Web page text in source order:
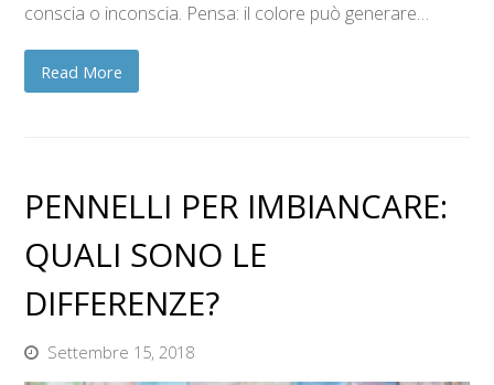
conscia o inconscia. Pensa: il colore può generare…
Read More
PENNELLI PER IMBIANCARE:
QUALI SONO LE
DIFFERENZE?
Settembre 15, 2018